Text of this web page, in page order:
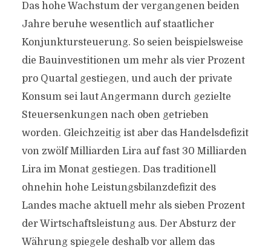
Das hohe Wachstum der vergangenen beiden
Jahre beruhe wesentlich auf staatlicher
Konjunktursteuerung. So seien beispielsweise
die Bauinvestitionen um mehr als vier Prozent
pro Quartal gestiegen, und auch der private
Konsum sei laut Angermann durch gezielte
Steuersenkungen nach oben getrieben
worden. Gleichzeitig ist aber das Handelsdefizit
von zwölf Milliarden Lira auf fast 30 Milliarden
Lira im Monat gestiegen. Das traditionell
ohnehin hohe Leistungsbilanzdefizit des
Landes mache aktuell mehr als sieben Prozent
der Wirtschaftsleistung aus. Der Absturz der
Währung spiegele deshalb vor allem das